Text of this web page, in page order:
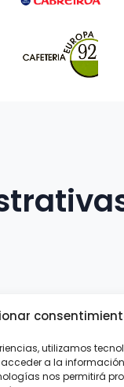
utilizamos
a la información
nos permitirá